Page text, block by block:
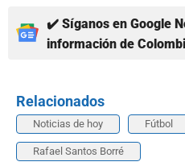
✔️ Síganos en Google
información de
Relacionados
Noticias de hoy Fútbol
Rafael Santos Borré